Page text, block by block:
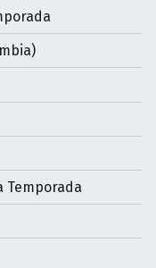
Temporada